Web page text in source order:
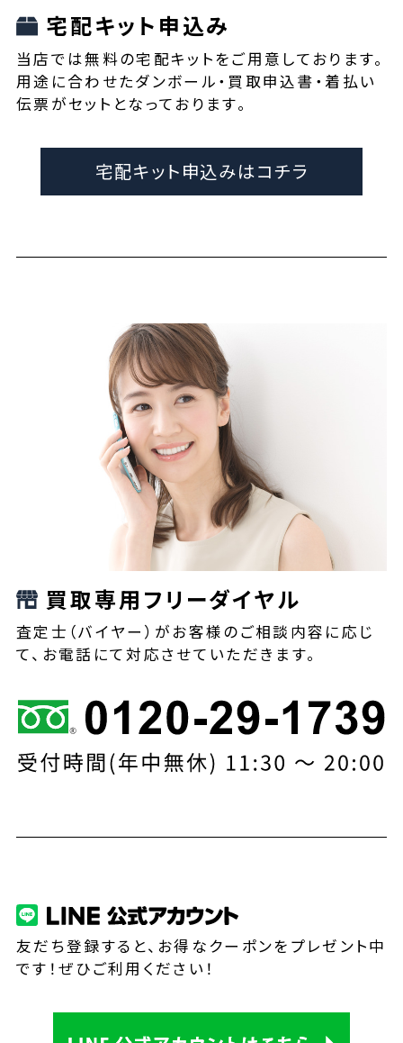
宅配キット申込み
当店では無料の宅配キットをご用意しております。
用途に合わせたダンボール・買取申込書・着払い
伝票がセットとなっております。
宅配キット申込みはコチラ
買取専用フリーダイヤル
査定士（バイヤー）がお客様のご相談内容に応じ
て、お電話にて対応させていただきます。
友だち登録すると、お得なクーポンをプレゼント中
です！ぜひご利用ください！